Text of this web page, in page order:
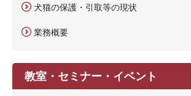
犬猫の保護・引取等の現状
業務概要
教室・セミナー・イベント